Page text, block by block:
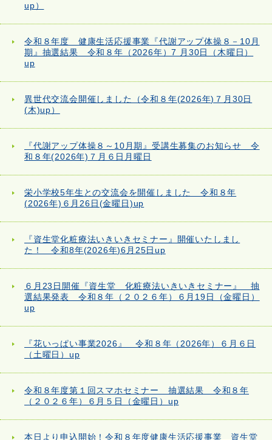
up）
令和８年度 健康生活応援事業『代謝アップ体操８－10月
期』抽選結果 令和８年（2026年）7 月30日（木曜日）
up
異世代交流会開催しました（令和８年(2026年)７月30日
(木)up）
『代謝アップ体操８～10月期』受講生募集のお知らせ 令
和８年(2026年)７月６日月曜日
栄小学校5年生との交流会を開催しました 令和８年
(2026年)６月26日(金曜日)up
『資生堂化粧療法いきいきセミナー』開催いたしまし
た！ 令和8年(2026年)6月25日up
６月23日開催『資生堂 化粧療法いきいきセミナー』 抽
選結果発表 令和８年（２０２６年）６月19日（金曜日）
up
『花いっぱい事業2026』 令和８年（2026年）６月６日
（土曜日）up
令和８年度第１回スマホセミナー 抽選結果 令和８年
（２０２６年）６月５日（金曜日）up
本日より申込開始！令和８年度健康生活応援事業 資生堂